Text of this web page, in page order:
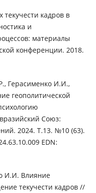
кадров в
и
материалы
конференции. 2018.
Герасименко И.И.,
геополитической
Союз:
2024. Т.13. №10 (63).
EDN:
И.И. Влияние
текучести кадров //